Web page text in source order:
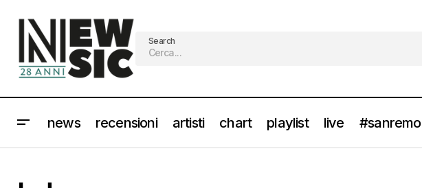
Search
news recensioni artisti chart playlist live #sanremo